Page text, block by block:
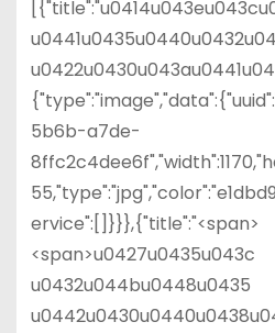
5b6b-a7de-
ervice":[]}}},{"title":"<span>
<span>u0427u0435u043c
u0432u044bu0448u0435